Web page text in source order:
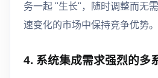
务一起 "生长"，随时调整而无
速变化的市场中保持竞争优势。
4. 系统集成需求强烈的多